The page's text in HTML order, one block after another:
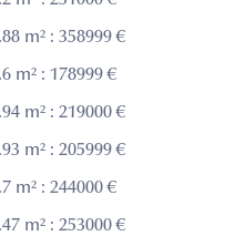
m² : 358999 €
m² : 178999 €
m² : 219000 €
m² : 205999 €
m² : 244000 €
m² : 253000 €